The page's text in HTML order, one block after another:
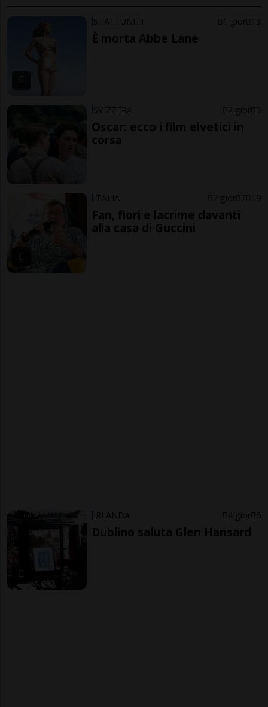
STATI UNITI 1 gior 13
È morta Abbe Lane
SVIZZERA 2 gior 3
Oscar: ecco i film elvetici in
corsa
ITALIA 2 gior 2 19
Fan, fiori e lacrime davanti
alla casa di Guccini
IRLANDA 4 gior 6
Dublino saluta Glen Hansard